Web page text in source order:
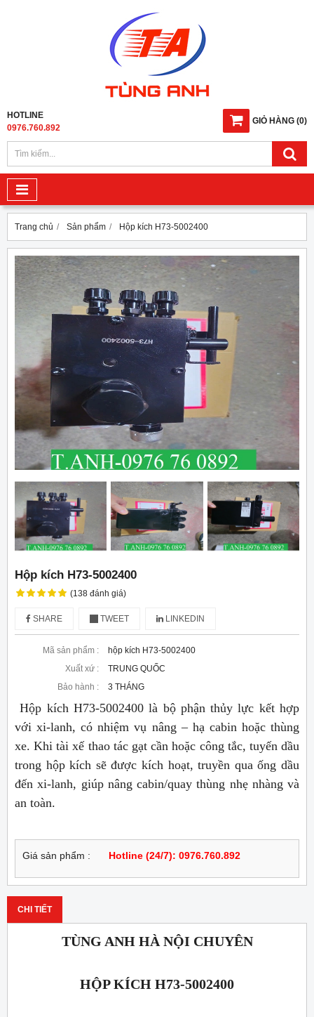
GIỎ HÀNG (0)
HOTLINE
0976.760.892
Trang chủ Sản phẩm Hộp kích H73-5002400
Hộp kích H73-5002400
(138 đánh giá)
SHARE TWEET LINKEDIN
Mã sản phẩm :
hộp kích H73-5002400
Xuất xứ :
TRUNG QUỐC
Bảo hành :
3 THÁNG
Hộp kích H73-5002400 là bộ phận thủy lực kết hợp
với xi-lanh, có nhiệm vụ nâng – hạ cabin hoặc thùng
xe. Khi tài xế thao tác gạt cần hoặc công tắc, tuyến dầu
trong hộp kích sẽ được kích hoạt, truyền qua ống dầu
đến xi-lanh, giúp nâng cabin/quay thùng nhẹ nhàng và
an toàn.
Giá sản phẩm : Hotline (24/7): 0976.760.892
CHI TIẾT
TÙNG ANH HÀ NỘI CHUYÊN
HỘP KÍCH H73-5002400